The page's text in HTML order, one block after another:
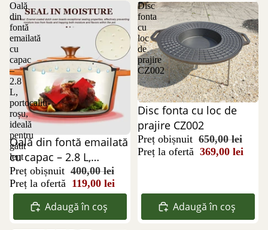
Oală
din
fontă
emailată
cu
capac
–
2.8
L,
portocaliu-
roșu,
ideală
pentru
gătit
lent
Reducere 70%
Oală din fontă emailată
cu capac – 2.8 L,
portocaliu-roșu, ideală
pentru gătit lent
Preț obișnuit 400,00 lei
Preț la ofertă 119,00 lei
Adaugă în coș
Disc
fonta
cu
loc
de
prajire
CZ002
Reducere 43%
Disc fonta cu loc de
prajire CZ002
Preț obișnuit 650,00 lei
Preț la ofertă 369,00 lei
Adaugă în coș